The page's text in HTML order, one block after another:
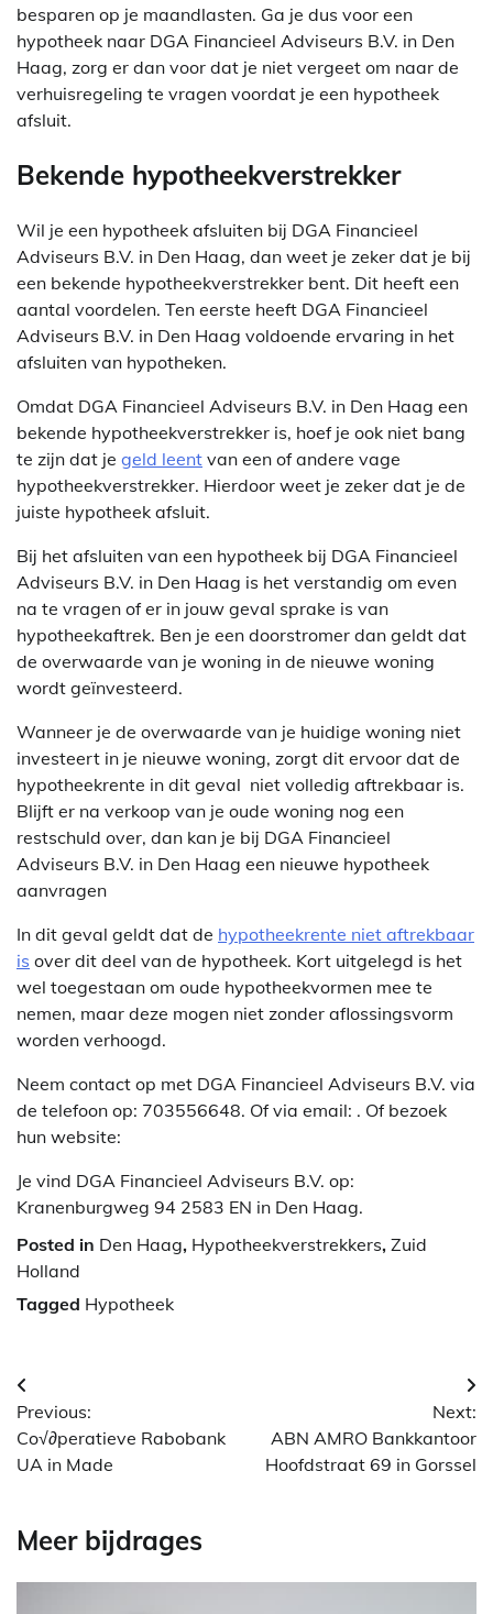
besparen op je maandlasten. Ga je dus voor een
hypotheek naar DGA Financieel Adviseurs B.V. in Den
Haag, zorg er dan voor dat je niet vergeet om naar de
verhuisregeling te vragen voordat je een hypotheek
afsluit.
Bekende hypotheekverstrekker
Wil je een hypotheek afsluiten bij DGA Financieel
Adviseurs B.V. in Den Haag, dan weet je zeker dat je bij
een bekende hypotheekverstrekker bent. Dit heeft een
aantal voordelen. Ten eerste heeft DGA Financieel
Adviseurs B.V. in Den Haag voldoende ervaring in het
afsluiten van hypotheken.
Omdat DGA Financieel Adviseurs B.V. in Den Haag een
bekende hypotheekverstrekker is, hoef je ook niet bang
te zijn dat je geld leent van een of andere vage
hypotheekverstrekker. Hierdoor weet je zeker dat je de
juiste hypotheek afsluit.
Bij het afsluiten van een hypotheek bij DGA Financieel
Adviseurs B.V. in Den Haag is het verstandig om even
na te vragen of er in jouw geval sprake is van
hypotheekaftrek. Ben je een doorstromer dan geldt dat
de overwaarde van je woning in de nieuwe woning
wordt geïnvesteerd.
Wanneer je de overwaarde van je huidige woning niet
investeert in je nieuwe woning, zorgt dit ervoor dat de
hypotheekrente in dit geval niet volledig aftrekbaar is.
Blijft er na verkoop van je oude woning nog een
restschuld over, dan kan je bij DGA Financieel
Adviseurs B.V. in Den Haag een nieuwe hypotheek
aanvragen
In dit geval geldt dat de hypotheekrente niet aftrekbaar
is over dit deel van de hypotheek. Kort uitgelegd is het
wel toegestaan om oude hypotheekvormen mee te
nemen, maar deze mogen niet zonder aflossingsvorm
worden verhoogd.
Neem contact op met DGA Financieel Adviseurs B.V. via
de telefoon op: 703556648. Of via email: . Of bezoek
hun website:
Je vind DGA Financieel Adviseurs B.V. op:
Kranenburgweg 94 2583 EN in Den Haag.
Posted in Den Haag, Hypotheekverstrekkers, Zuid
Holland
Tagged Hypotheek
Berichtnavigatie
Previous:
Co√∂peratieve Rabobank
UA in Made
Next:
ABN AMRO Bankkantoor
Hoofdstraat 69 in Gorssel
Meer bijdrages